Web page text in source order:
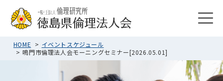
HOME
イベントスケジュール
鳴門市倫理法人会モーニングセミナー[2026.05.01]